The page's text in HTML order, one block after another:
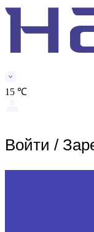
15 ℃
Войти /